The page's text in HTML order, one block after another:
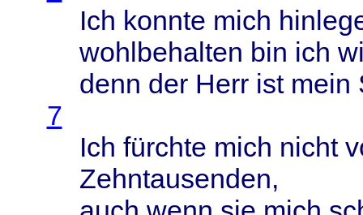
Ich konnte mich
wohlbehalten bin ich
denn der Herrist mein
7
Ich fürchte mich nicht
Zehntausenden,